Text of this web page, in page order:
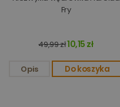
Fry
49,99 zł10,15 zł
Opis Do koszyka